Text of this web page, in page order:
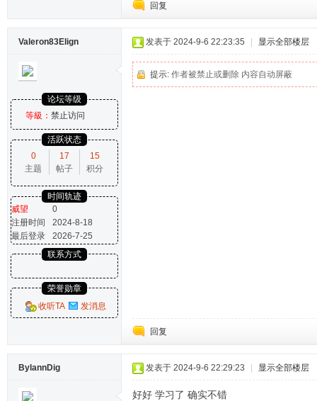
回复
Valeron83Elign
论坛等级
等級： 禁止访问
活跃状态
0
主题
17
帖子
15
积分
时间轨迹
威望
0
注册时间
2024-8-18
最后登录
2026-7-25
联系方式
荣誉勋章
收听TA
发消息
发表于 2024-9-6 22:23:35 显示全部楼层
提示: 作者被禁止或删除 内容自动屏蔽
回复
BylannDig 发表于 2024-9-6 22:29:23 显示全部楼层
好好 学习了 确实不错